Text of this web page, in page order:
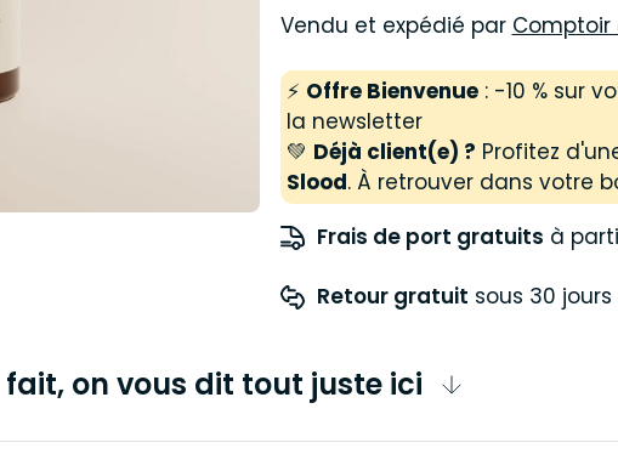
Vendu et expédié par Comptoir
⚡ Offre Bienvenue: -10 % sur
la newsletter
💚 Déjà client(e) ? Profitez
Slood. À retrouver dans votre
Frais de port gratuits à
Retour gratuit sous 30 jours
fait, on vous dit tout juste ici